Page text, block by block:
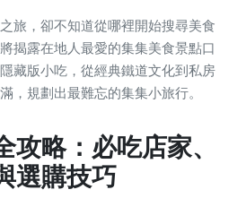
旅，卻不知道從哪裡開始搜尋美食
揭露在地人最愛的集集美食景點口
藏版小吃，從經典鐵道文化到私房
，規劃出最難忘的集集小旅行。
攻略：必吃店家、
選購技巧